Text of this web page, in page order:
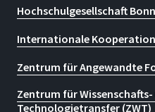
Hochschulgesellschaft
Internationale
Zentrum für Angewandte
Zentrum für Wissenschafts-
Technologietransfer (ZWT)